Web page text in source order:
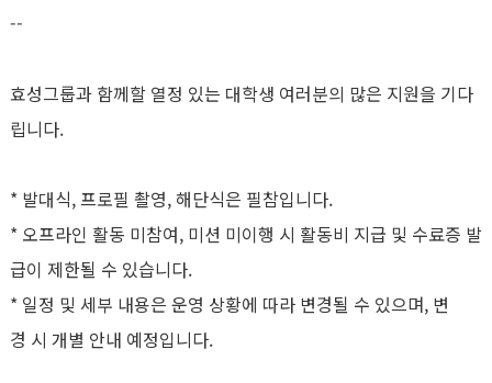
--
효성그룹과 함께할 열정 있는 대학생 여러분의 많은 지원을 기다
립니다.
* 발대식, 프로필 촬영, 해단식은 필참입니다.
* 오프라인 활동 미참여, 미션 미이행 시 활동비 지급 및 수료증 발
급이 제한될 수 있습니다.
* 일정 및 세부 내용은 운영 상황에 따라 변경될 수 있으며, 변
경 시 개별 안내 예정입니다.